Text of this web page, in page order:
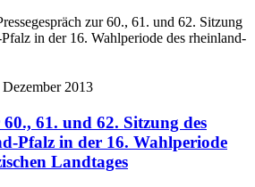
zur 60., 61. und 62. Sitzung
in der 16. Wahlperiode des rheinland-
Dezember 2013
60., 61. und 62. Sitzung des
Pfalz in der 16. Wahlperiode
Landtages